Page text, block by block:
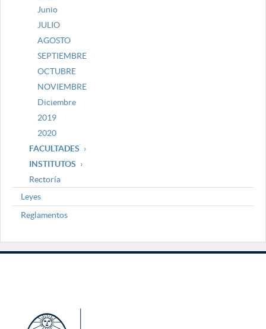
Junio
JULIO
AGOSTO
SEPTIEMBRE
OCTUBRE
NOVIEMBRE
Diciembre
2019
2020
FACULTADES
INSTITUTOS
Rectoría
Leyes
Reglamentos